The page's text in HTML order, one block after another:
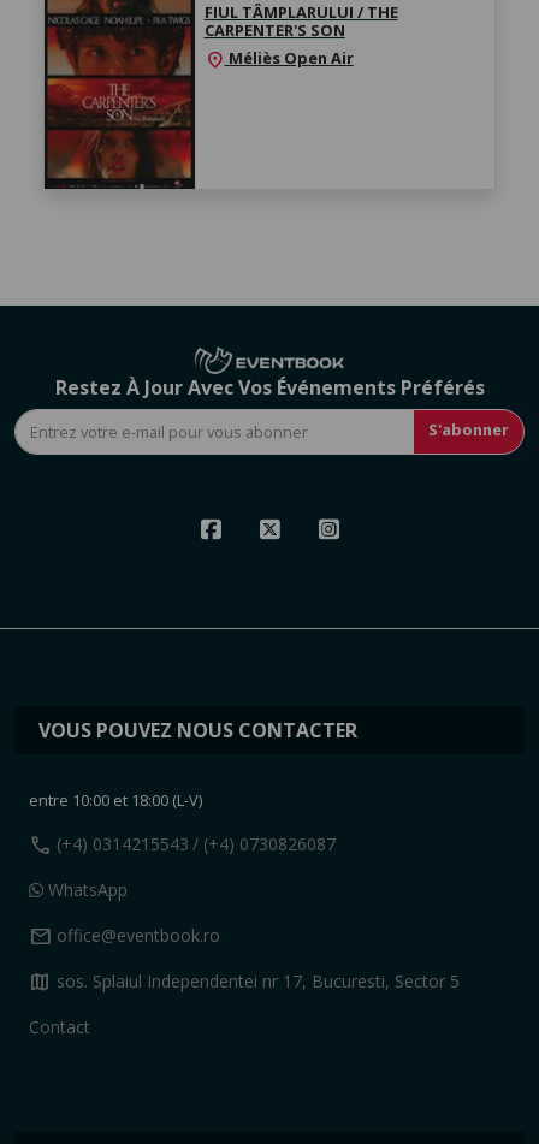
FIUL TÂMPLARULUI / THE
CARPENTER'S SON
location_on Méliès Open Air
Restez À Jour Avec Vos Événements Préférés
S'abonner
VOUS POUVEZ NOUS CONTACTER
entre 10:00 et 18:00 (L-V)
call (+4) 0314215543 / (+4) 0730826087
WhatsApp
mail office@eventbook.ro
map sos. Splaiul Independentei nr 17, Bucuresti, Sector 5
Contact